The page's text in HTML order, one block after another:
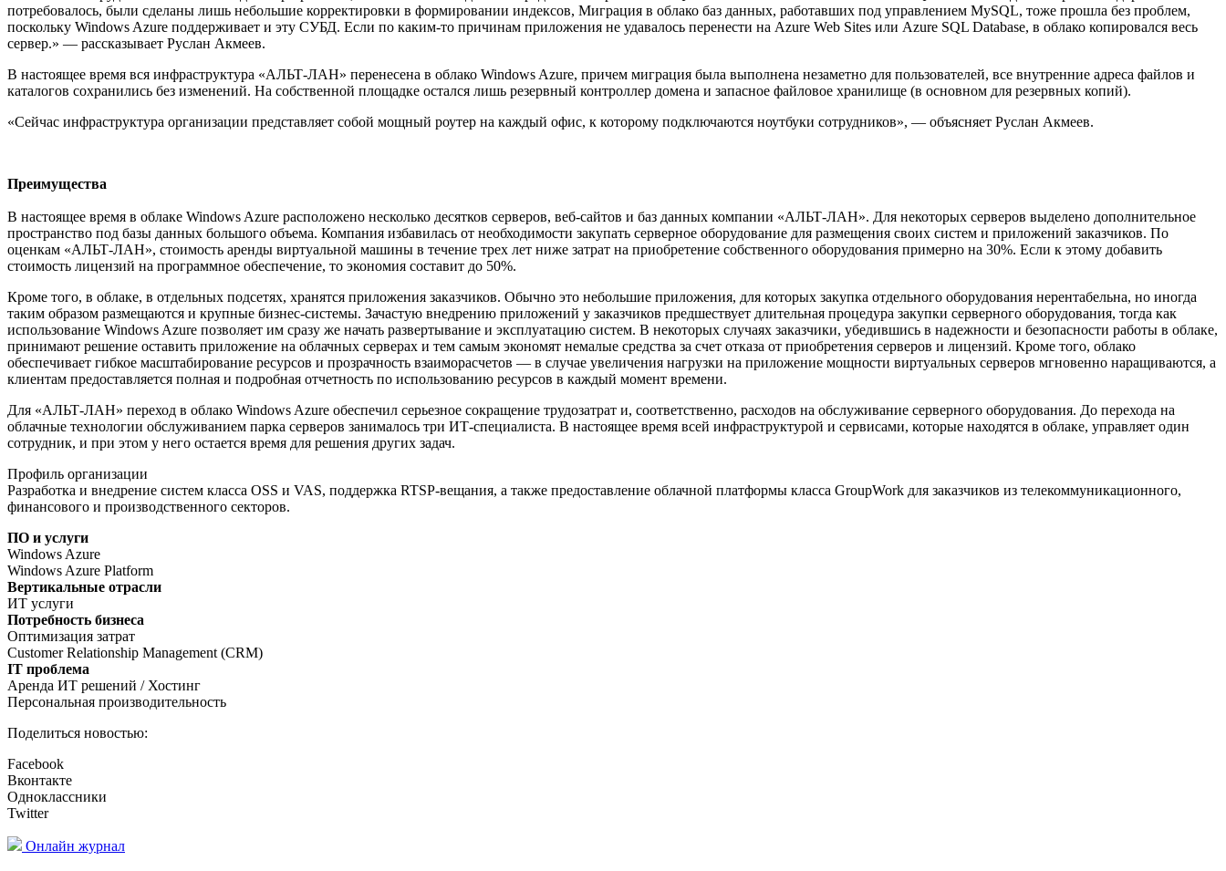
потребовалось, были сделаны лишь небольшие корректировки в формировании индексов, Миграция в облако баз данных, работавших под управлением MySQL, тоже прошла без проблем,
поскольку Windows Azure поддерживает и эту СУБД. Если по каким-то причинам приложения не удавалось перенести на Azure Web Sites или Azure SQL Database, в облако копировался весь
сервер.» — рассказывает Руслан Акмеев.
В настоящее время вся инфраструктура «АЛЬТ-ЛАН» перенесена в облако Windows Azure, причем миграция была выполнена незаметно для пользователей, все внутренние адреса файлов и
каталогов сохранились без изменений. На собственной площадке остался лишь резервный контроллер домена и запасное файловое хранилище (в основном для резервных копий).
«Сейчас инфраструктура организации представляет собой мощный роутер на каждый офис, к которому подключаются ноутбуки сотрудников», — объясняет Руслан Акмеев.
Преимущества
В настоящее время в облаке Windows Azure расположено несколько десятков серверов, веб-сайтов и баз данных компании «АЛЬТ-ЛАН». Для некоторых серверов выделено дополнительное
пространство под базы данных большого объема. Компания избавилась от необходимости закупать серверное оборудование для размещения своих систем и приложений заказчиков. По
оценкам «АЛЬТ-ЛАН», стоимость аренды виртуальной машины в течение трех лет ниже затрат на приобретение собственного оборудования примерно на 30%. Если к этому добавить
стоимость лицензий на программное обеспечение, то экономия составит до 50%.
Кроме того, в облаке, в отдельных подсетях, хранятся приложения заказчиков. Обычно это небольшие приложения, для которых закупка отдельного оборудования нерентабельна, но иногда
таким образом размещаются и крупные бизнес-системы. Зачастую внедрению приложений у заказчиков предшествует длительная процедура закупки серверного оборудования, тогда как
использование Windows Azure позволяет им сразу же начать развертывание и эксплуатацию систем. В некоторых случаях заказчики, убедившись в надежности и безопасности работы в облаке,
принимают решение оставить приложение на облачных серверах и тем самым экономят немалые средства за счет отказа от приобретения серверов и лицензий. Кроме того, облако
обеспечивает гибкое масштабирование ресурсов и прозрачность взаиморасчетов — в случае увеличения нагрузки на приложение мощности виртуальных серверов мгновенно наращиваются, а
клиентам предоставляется полная и подробная отчетность по использованию ресурсов в каждый момент времени.
Для «АЛЬТ-ЛАН» переход в облако Windows Azure обеспечил серьезное сокращение трудозатрат и, соответственно, расходов на обслуживание серверного оборудования. До перехода на
облачные технологии обслуживанием парка серверов занималось три ИТ-специалиста. В настоящее время всей инфраструктурой и сервисами, которые находятся в облаке, управляет один
сотрудник, и при этом у него остается время для решения других задач.
Профиль организации
Разработка и внедрение систем класса OSS и VAS, поддержка RTSP-вещания, а также предоставление облачной платформы класса GroupWork для заказчиков из телекоммуникационного,
финансового и производственного секторов.
ПО и услуги
Windows Azure
Windows Azure Platform
Вертикальные отрасли
ИТ услуги
Потребность бизнеса
Оптимизация затрат
Customer Relationship Management (CRM)
IT проблема
Аренда ИТ решений / Хостинг
Персональная производительность
Поделиться новостью:
Facebook
Вконтакте
Одноклассники
Twitter
Онлайн журнал